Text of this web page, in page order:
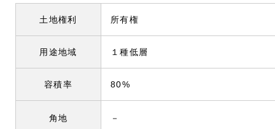
土地権利 所有権
用途地域 １種低層
容積率 80%
角地 －